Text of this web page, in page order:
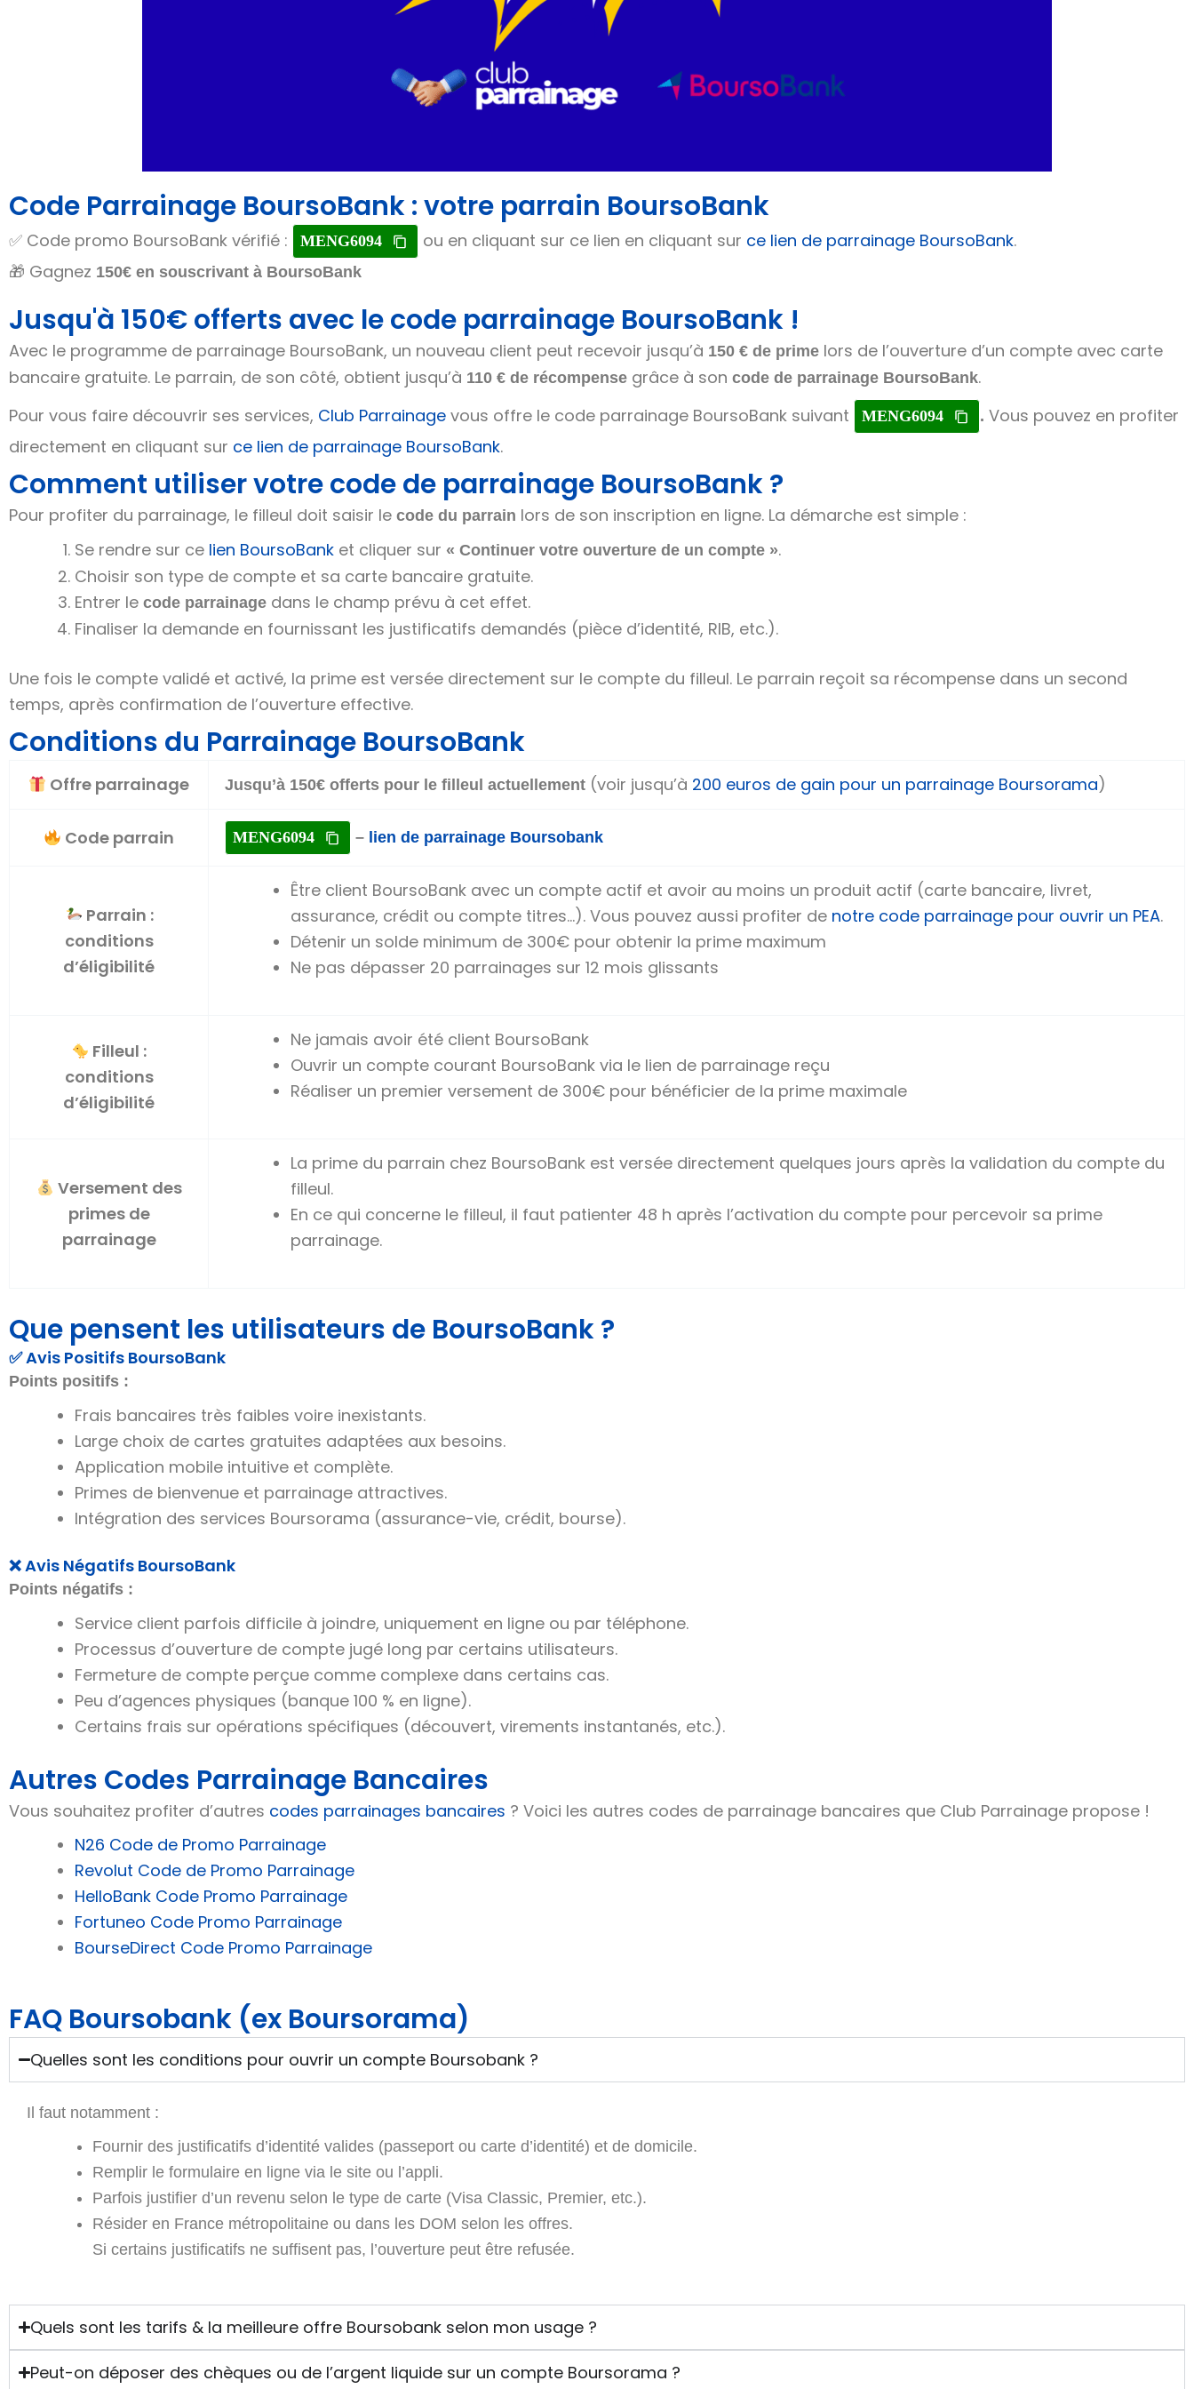
Code Parrainage BoursoBank : votre parrain BoursoBank
✅ Code promo BoursoBank vérifié : MENG6094 ou en cliquant sur ce lien en cliquant sur ce lien de parrainage BoursoBank.
🎁 Gagnez 150€ en souscrivant à BoursoBank
Jusqu'à 150€ offerts avec le code parrainage BoursoBank !
Avec le programme de parrainage BoursoBank, un nouveau client peut recevoir jusqu’à 150 € de prime lors de l’ouverture d’un compte avec carte
bancaire gratuite. Le parrain, de son côté, obtient jusqu’à 110 € de récompense grâce à son code de parrainage BoursoBank.
Pour vous faire découvrir ses services, Club Parrainage vous offre le code parrainage BoursoBank suivant MENG6094 . Vous pouvez en profiter
directement en cliquant sur ce lien de parrainage BoursoBank.
Comment utiliser votre code de parrainage BoursoBank ?
Pour profiter du parrainage, le filleul doit saisir le code du parrain lors de son inscription en ligne. La démarche est simple :
Se rendre sur ce lien BoursoBank et cliquer sur « Continuer votre ouverture de un compte ».
Choisir son type de compte et sa carte bancaire gratuite.
Entrer le code parrainage dans le champ prévu à cet effet.
Finaliser la demande en fournissant les justificatifs demandés (pièce d’identité, RIB, etc.).
Une fois le compte validé et activé, la prime est versée directement sur le compte du filleul. Le parrain reçoit sa récompense dans un second
temps, après confirmation de l’ouverture effective.
Conditions du Parrainage BoursoBank
Offre parrainage Jusqu’à 150€ offerts pour le filleul actuellement (voir jusqu’à 200 euros de gain pour un parrainage Boursorama)
Code parrain MENG6094 – lien de parrainage Boursobank
Parrain :
conditions
d’éligibilité
Être client BoursoBank avec un compte actif et avoir au moins un produit actif (carte bancaire, livret,
assurance, crédit ou compte titres…). Vous pouvez aussi profiter de notre code parrainage pour ouvrir un PEA.
Détenir un solde minimum de 300€ pour obtenir la prime maximum
Ne pas dépasser 20 parrainages sur 12 mois glissants
Filleul :
conditions
d’éligibilité
Ne jamais avoir été client BoursoBank
Ouvrir un compte courant BoursoBank via le lien de parrainage reçu
Réaliser un premier versement de 300€ pour bénéficier de la prime maximale
Versement des
primes de
parrainage
La prime du parrain chez BoursoBank est versée directement quelques jours après la validation du compte du
filleul.
En ce qui concerne le filleul, il faut patienter 48 h après l’activation du compte pour percevoir sa prime
parrainage.
Que pensent les utilisateurs de BoursoBank ?
✅ Avis Positifs BoursoBank
Points positifs :
Frais bancaires très faibles voire inexistants.
Large choix de cartes gratuites adaptées aux besoins.
Application mobile intuitive et complète.
Primes de bienvenue et parrainage attractives.
Intégration des services Boursorama (assurance-vie, crédit, bourse).
❌ Avis Négatifs BoursoBank
Points négatifs :
Service client parfois difficile à joindre, uniquement en ligne ou par téléphone.
Processus d’ouverture de compte jugé long par certains utilisateurs.
Fermeture de compte perçue comme complexe dans certains cas.
Peu d’agences physiques (banque 100 % en ligne).
Certains frais sur opérations spécifiques (découvert, virements instantanés, etc.).
Autres Codes Parrainage Bancaires
Vous souhaitez profiter d’autres codes parrainages bancaires ? Voici les autres codes de parrainage bancaires que Club Parrainage propose !
N26 Code de Promo Parrainage
Revolut Code de Promo Parrainage
HelloBank Code Promo Parrainage
Fortuneo Code Promo Parrainage
BourseDirect Code Promo Parrainage
FAQ Boursobank (ex Boursorama)
Quelles sont les conditions pour ouvrir un compte Boursobank ?
Il faut notamment :
Fournir des justificatifs d’identité valides (passeport ou carte d’identité) et de domicile.
Remplir le formulaire en ligne via le site ou l’appli.
Parfois justifier d’un revenu selon le type de carte (Visa Classic, Premier, etc.).
Résider en France métropolitaine ou dans les DOM selon les offres.
Si certains justificatifs ne suffisent pas, l’ouverture peut être refusée.
Quels sont les tarifs & la meilleure offre Boursobank selon mon usage ?
Peut-on déposer des chèques ou de l’argent liquide sur un compte Boursorama ?